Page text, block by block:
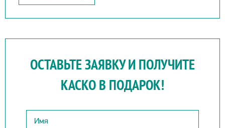
ОСТАВЬТЕ ЗАЯВКУ И ПОЛУЧИТЕ
КАСКО В ПОДАРОК!